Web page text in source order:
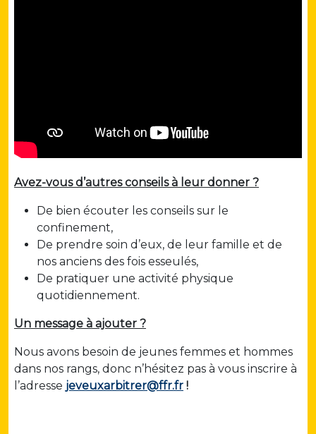
Avez-vous d’autres conseils à leur donner ?
De bien écouter les conseils sur le
confinement,
De prendre soin d’eux, de leur famille et de
nos anciens des fois esseulés,
De pratiquer une activité physique
quotidiennement.
Un message à ajouter ?
Nous avons besoin de jeunes femmes et hommes
dans nos rangs, donc n’hésitez pas à vous inscrire à
l’adresse jeveuxarbitrer@ffr.fr !